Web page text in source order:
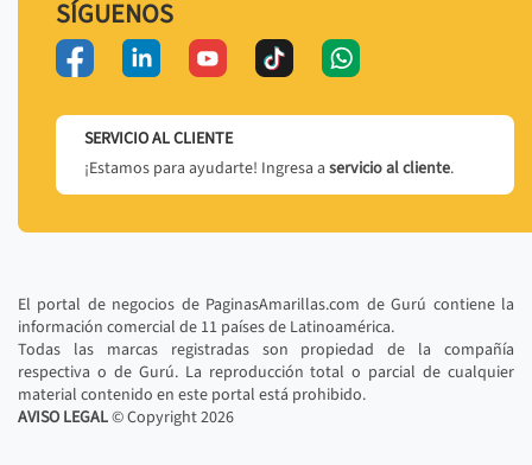
SÍGUENOS
SERVICIO AL CLIENTE
¡Estamos para ayudarte! Ingresa a servicio al cliente.
El portal de negocios de PaginasAmarillas.com de Gurú contiene la
información comercial de 11 países de Latinoamérica.
Todas las marcas registradas son propiedad de la compañía
respectiva o de Gurú. La reproducción total o parcial de cualquier
material contenido en este portal está prohibido.
AVISO LEGAL© Copyright2026